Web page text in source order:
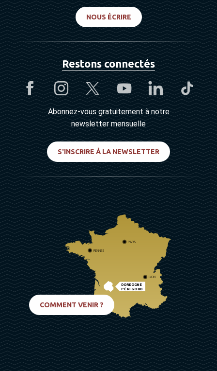
NOUS ÉCRIRE
Restons connectés
Abonnez-vous gratuitement à notre
newsletter mensuelle
S'INSCRIRE À LA NEWSLETTER
DORDOGNE
PÉRIGORD
PARIS
RENNES
LYON
COMMENT VENIR ?